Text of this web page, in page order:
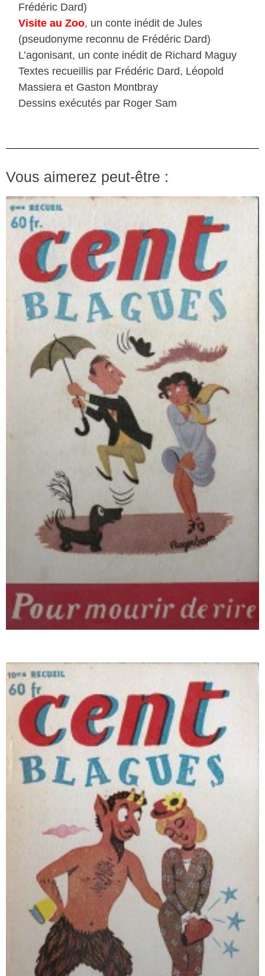
Frédéric Dard)
Visite au Zoo, un conte inédit de Jules
(pseudonyme reconnu de Frédéric Dard)
L’agonisant, un conte inédit de Richard Maguy
Textes recueillis par Frédéric Dard, Léopold
Massiera et Gaston Montbray
Dessins exécutés par Roger Sam
Vous aimerez peut-être :